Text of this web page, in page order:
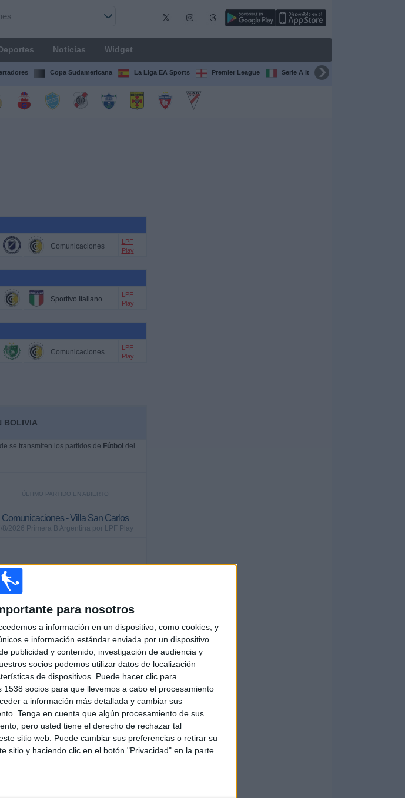
para nosotros
a información en un dispositivo, como cookies, y
e información estándar enviada por un dispositivo
publicidad y contenido, investigación de audiencia y
socios podemos utilizar datos de localización
de dispositivos. Puede hacer clic para
socios para que llevemos a cabo el procesamiento
a información más detallada y cambiar sus
Tenga en cuenta que algún procesamiento de sus
pero usted tiene el derecho de rechazar tal
sitio web. Puede cambiar sus preferencias o retirar su
sitio y haciendo clic en el botón "Privacidad" en la parte
Noticias Widget
Copa Sudamericana La Liga EA Sports Premier League Serie A Italiana
Comunicaciones
LPF
Play
Sportivo Italiano
LPF
Play
Comunicaciones
LPF
Play
BOLIVIA
se transmiten los partidos de Fútbol del
ÚLTIMO PARTIDO EN ABIERTO
Comunicaciones - Villa San Carlos
8/2026 Primera B Argentina por LPF Play
TOTAL
DÍAS
GRATUÍTO
TOTAL
35
RIVALES
MÁXIMO
3
VS Platense
TOTAL
2
50 (94,34%)